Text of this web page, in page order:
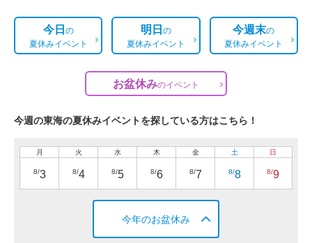
今日の
夏休みイベント
明日の
夏休みイベント
今週末の
夏休みイベント
お盆休みのイベント
今週の東海の夏休みイベントを探している方はこちら！
月
8/3
火
8/4
水
8/5
木
8/6
金
8/7
土
8/8
日
8/9
今年のお盆休み